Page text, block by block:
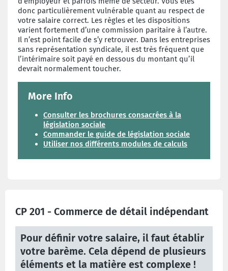
donc particulièrement vulnérable quant au respect de
votre salaire correct. Les règles et les dispositions
varient fortement d’une commission paritaire à l’autre.
Il n’est point facile de s’y retrouver. Dans les entreprises
sans représentation syndicale, il est très fréquent que
l’intérimaire soit payé en dessous du montant qu’il
devrait normalement toucher.
More Info
Consulter les brochures consacrées à la
législation sociale
Commander le guide de législation sociale
Utiliser nos différents modules de calculs
CP 201 - Commerce de détail indépendant
Pour définir votre salaire, il faut établir
votre barème. Cela dépend de plusieurs
éléments et la matière est complexe !